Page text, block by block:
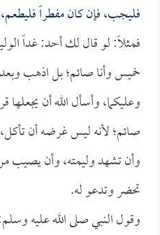
فليجب، فإن كان مفطراً
فمثلاً: لو قال لك أحد: غداً
خميس وأنا صائم؛ بل اذهب
وعليكما، وأسأل الله أن
صائم؛ لأنه ليس غرضه أن
وأن تشهد وليمته، وأن يصيب
تحضر وتدعو له.
وقول النبي صلى الله عليه